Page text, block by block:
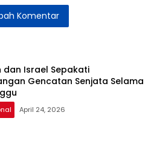
di
Jawab atas
Hormuz
Komentar
dan Israel Sepakati
Gencatan Senjata Selama
April 24, 2026